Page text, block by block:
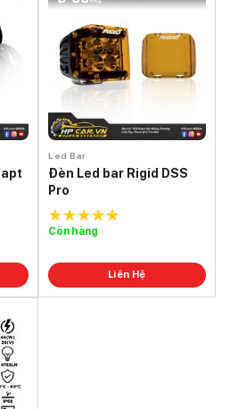
Led Bar
Đèn Led bar Rigid DSS
Pro
5.0out of
Còn hàng
Liên Hệ